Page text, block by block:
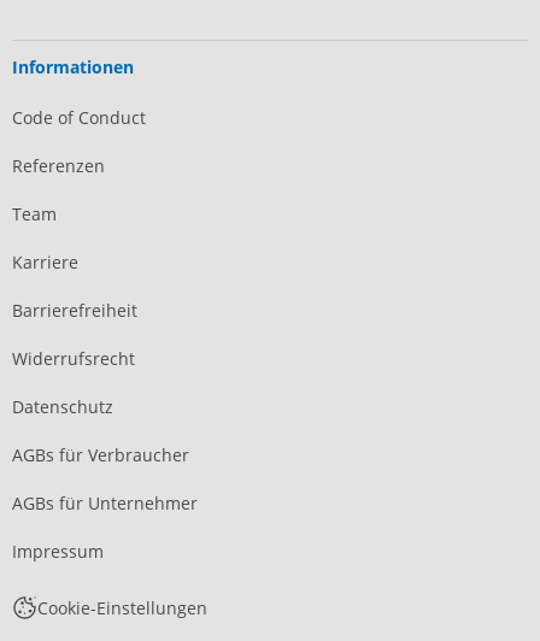
Informationen
Code of Conduct
Referenzen
Team
Karriere
Barrierefreiheit
Widerrufsrecht
Datenschutz
AGBs für Verbraucher
AGBs für Unternehmer
Impressum
Cookie-Einstellungen